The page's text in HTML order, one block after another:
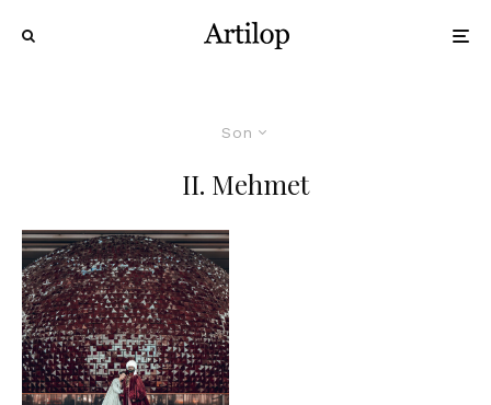
Son
II. Mehmet